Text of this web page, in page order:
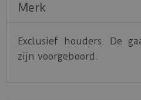
Merk
Exclusief houders. De
zijn voorgeboord.